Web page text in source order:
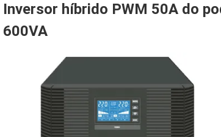
Inversor híbrido PWM 50A do
600VA